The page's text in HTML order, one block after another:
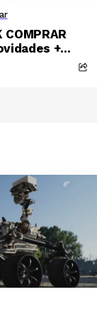
COMPRAR
+
e mais